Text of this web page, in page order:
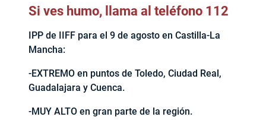
Si ves humo, llama al teléfono 112
IPP de IIFF para el 9 de agosto en Castilla-La
Mancha:
-EXTREMO en puntos de Toledo, Ciudad Real,
Guadalajara y Cuenca.
-MUY ALTO en gran parte de la región.